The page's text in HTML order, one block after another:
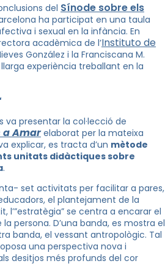
del Sínode sobre els
ha participat en una taula
i sexual en la infància. En
acadèmica de l’Instituto de
González i la Franciscana M.
experiència treballant en la
presentar la col·lecció de
a Amarelaborat per la mateixa
explicar, es tracta d’un mètode
unitats didàctiques sobre
.
set activitats per facilitar a pares,
el plantejament de la
l’”estratègia” se centra a encarar el
persona. D’una banda, es mostra el
banda, el vessant antropològic. Tal
una perspectiva nova i
desitjos més profunds del cor